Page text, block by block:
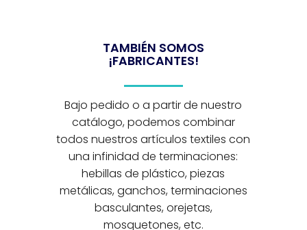
TAMBIÉN SOMOS
¡FABRICANTES!
Bajo pedido o a partir de nuestro
catálogo, podemos combinar
todos nuestros artículos textiles con
una infinidad de terminaciones:
hebillas de plástico, piezas
metálicas, ganchos, terminaciones
basculantes, orejetas,
mosquetones, etc.